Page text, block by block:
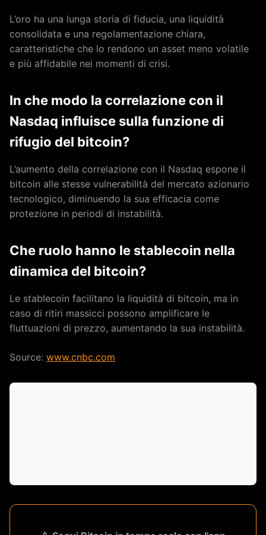
L’oro ha una lunga storia di fiducia, una liquidità
consolidata e una regolamentazione chiara,
caratteristiche che lo rendono un asset meno volatile
e più affidabile nei momenti di crisi.
In che modo la correlazione con il
Nasdaq influisce sulla funzione di
rifugio del bitcoin?
L’aumento della correlazione con il Nasdaq espone il
bitcoin alle stesse vulnerabilità del mercato azionario
tecnologico, diminuendo la sua efficacia come
protezione in periodi di instabilità.
Che ruolo hanno le stablecoin nella
dinamica del bitcoin?
Le stablecoin facilitano la liquidità di bitcoin, ma in
caso di ritiri massicci possono amplificare le
fluttuazioni di prezzo, aumentando la sua instabilità.
Source: www.cnbc.com